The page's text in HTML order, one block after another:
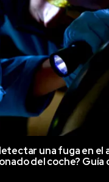
una fuga en el
del coche? Guía